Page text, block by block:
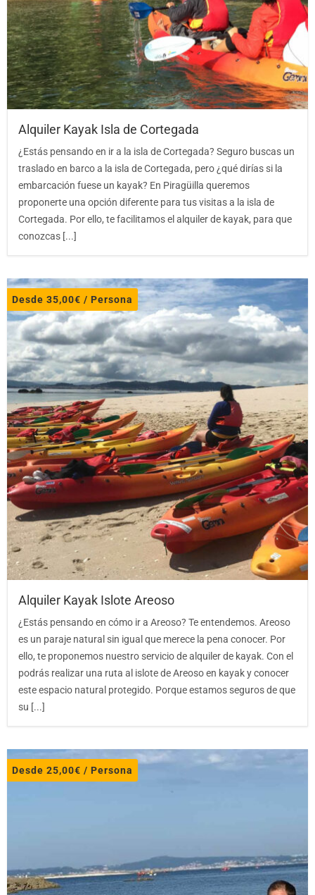
Alquiler Kayak Isla de Cortegada
¿Estás pensando en ir a la isla de Cortegada? Seguro buscas un
traslado en barco a la isla de Cortegada, pero ¿qué dirías si la
embarcación fuese un kayak? En Piragüilla queremos
proponerte una opción diferente para tus visitas a la isla de
Cortegada. Por ello, te facilitamos el alquiler de kayak, para que
conozcas [...]
Desde 35,00€ / Persona
Alquiler Kayak Islote Areoso
¿Estás pensando en cómo ir a Areoso? Te entendemos. Areoso
es un paraje natural sin igual que merece la pena conocer. Por
ello, te proponemos nuestro servicio de alquiler de kayak. Con el
podrás realizar una ruta al islote de Areoso en kayak y conocer
este espacio natural protegido. Porque estamos seguros de que
su [...]
Desde 25,00€ / Persona